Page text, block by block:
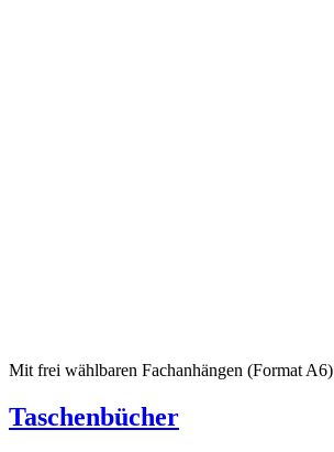
Mit frei wählbaren Fachanhängen (Format A6)
Taschenbücher